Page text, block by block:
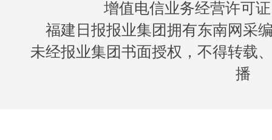
增值电信业务经营许可
福建日报报业集团拥有东南网采
未经报业集团书面授权，不得转载
播